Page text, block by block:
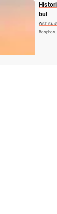
bul
With its
political,